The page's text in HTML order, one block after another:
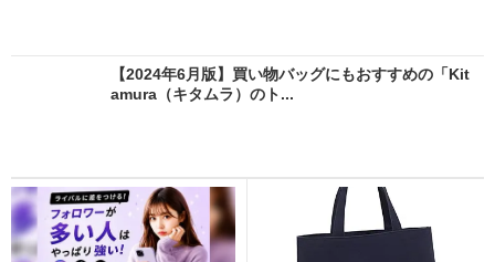
【2024年6月版】買い物バッグにもおすすめの「Kit
amura（キタムラ）のト...